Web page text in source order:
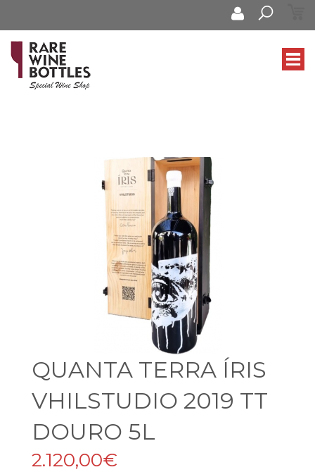
QUANTA TERRA ÍRIS
VHILSTUDIO 2019 TT
DOURO 5L
2.120,00€